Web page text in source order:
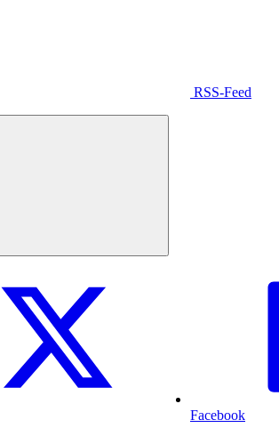
RSS-Feed
Facebook